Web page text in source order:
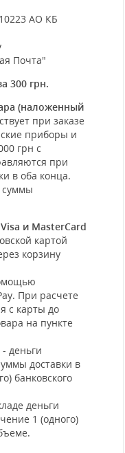
АО КБ
Почта"
300 грн.
(наложенный
при заказе
приборы и
грн с
при
в оба конца.
суммы
и MasterCard
картой
корзину
При расчете
с карты до
на пункте
деньги
доставки в
банковского
деньги
1 (одного)